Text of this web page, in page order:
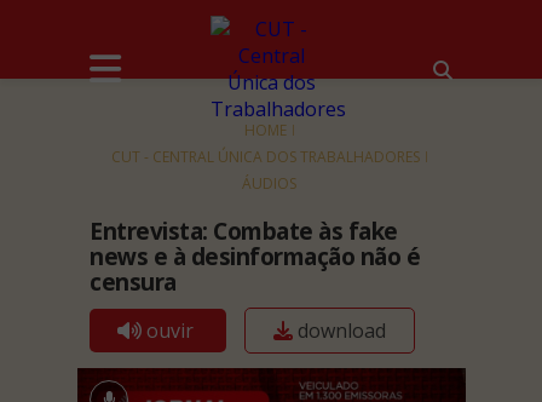
HOME
CUT - CENTRAL ÚNICA DOS TRABALHADORES
ÁUDIOS
Entrevista: Combate às fake
news e à desinformação não é
censura
ouvir download